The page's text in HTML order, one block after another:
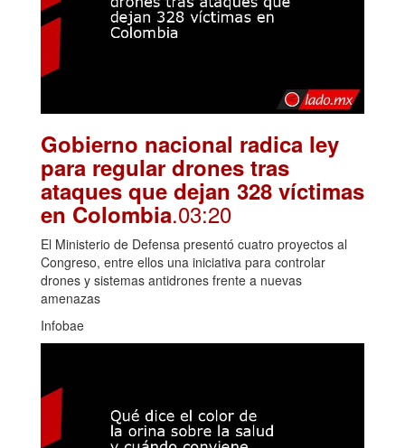
Gobierno nacional radica ley
para regular drones tras
ataques que dejan 328 víctimas
en Colombia.03:20
El Ministerio de Defensa presentó cuatro proyectos al
Congreso, entre ellos una iniciativa para controlar
drones y sistemas antidrones frente a nuevas
amenazas
Infobae